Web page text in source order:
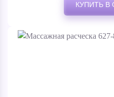
КУПИТЬ В